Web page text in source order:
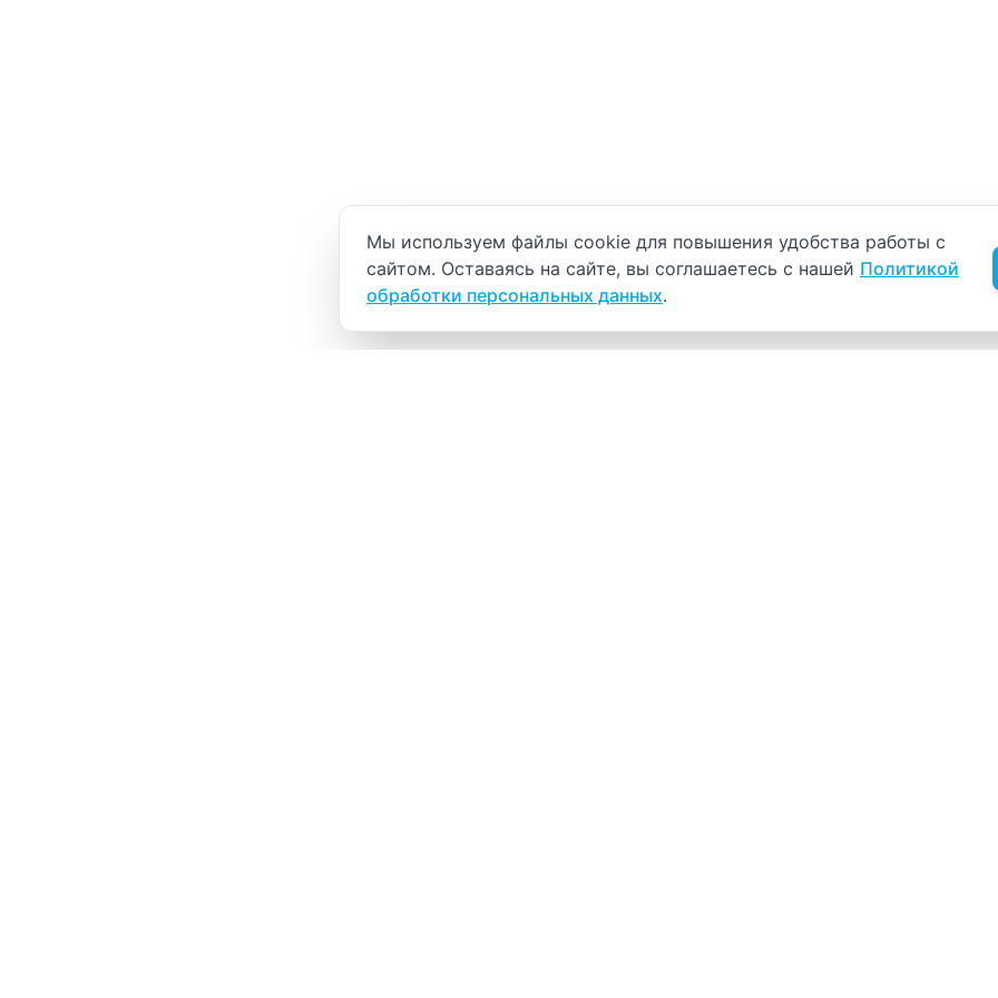
Уведомление об использовании cookie
Мы используем файлы cookie для повышения удобства работы с
сайтом. Оставаясь на сайте, вы соглашаетесь с нашей Политикой
обработки персональных данных.